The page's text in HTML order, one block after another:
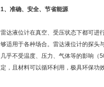
1、准确、安全、节省能源
雷达液位计在真空、受压状态下都可进
够适用于各种场合。雷达液位计的探头
几乎不受温度、压力、气体等的影响
定，且材料可以循环利用，极具环保功效